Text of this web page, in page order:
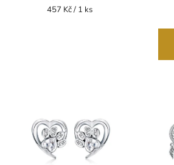
Měrná
457 Kč / 1 ks